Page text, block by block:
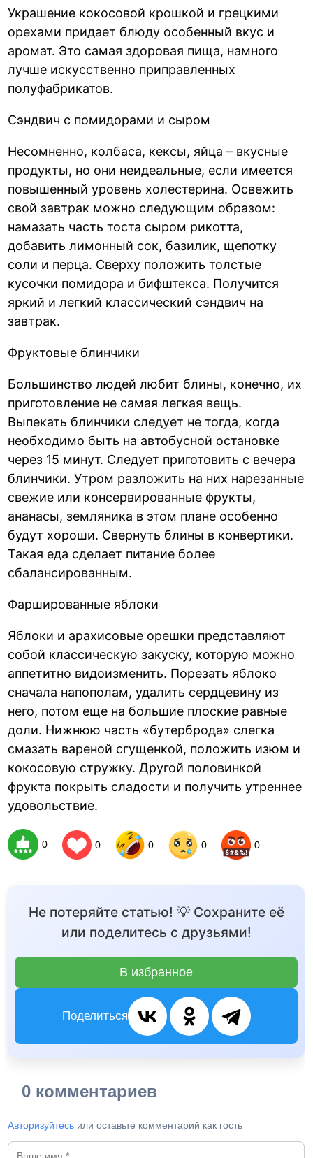
Украшение кокосовой крошкой и грецкими
орехами придает блюду особенный вкус и
аромат. Это самая здоровая пища, намного
лучше искусственно приправленных
полуфабрикатов.
Сэндвич с помидорами и сыром
Несомненно, колбаса, кексы, яйца – вкусные
продукты, но они неидеальные, если имеется
повышенный уровень холестерина. Освежить
свой завтрак можно следующим образом:
намазать часть тоста сыром рикотта,
добавить лимонный сок, базилик, щепотку
соли и перца. Сверху положить толстые
кусочки помидора и бифштекса. Получится
яркий и легкий классический сэндвич на
завтрак.
Фруктовые блинчики
Большинство людей любит блины, конечно, их
приготовление не самая легкая вещь.
Выпекать блинчики следует не тогда, когда
необходимо быть на автобусной остановке
через 15 минут. Следует приготовить с вечера
блинчики. Утром разложить на них нарезанные
свежие или консервированные фрукты,
ананасы, земляника в этом плане особенно
будут хороши. Свернуть блины в конвертики.
Такая еда сделает питание более
сбалансированным.
Фаршированные яблоки
Яблоки и арахисовые орешки представляют
собой классическую закуску, которую можно
аппетитно видоизменить. Порезать яблоко
сначала напополам, удалить сердцевину из
него, потом еще на большие плоские равные
доли. Нижнюю часть «бутерброда» слегка
смазать вареной сгущенкой, положить изюм и
кокосовую стружку. Другой половинкой
фрукта покрыть сладости и получить утреннее
удовольствие.
0 0 0 0 0
Не потеряйте статью! 💡 Сохраните её
или поделитесь с друзьями!
В избранное
Поделиться
0 комментариев
Авторизуйтесь или оставьте комментарий как гость